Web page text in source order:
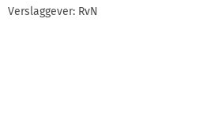
Verslaggever: RvN